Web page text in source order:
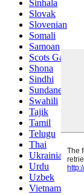
Sinhala
Slovak
Slovenian
Somali
Samoan
Scots Gaelic
Shona
Sindhi
Sundanese
Swahili
Tajik
Tamil
Telugu
Thai
Ukrainian
Urdu
Uzbek
Vietnamese